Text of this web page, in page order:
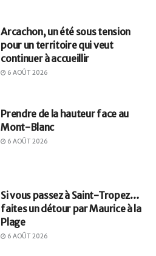
Arcachon, un été sous tension
pour un territoire qui veut
continuer à accueillir
6 AOÛT 2026
Prendre de la hauteur face au
Mont-Blanc
6 AOÛT 2026
Si vous passez à Saint-Tropez…
faites un détour par Maurice à la
Plage
6 AOÛT 2026